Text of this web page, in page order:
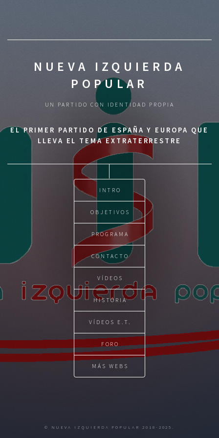
NUEVA IZQUIERDA
POPULAR
UN PARTIDO CON IDENTIDAD PROPIA
EL PRIMER PARTIDO DE ESPAÑA Y EUROPA QUE
LLEVA EL TEMA EXTRATERRESTRE
INTRO
OBJETIVOS
PROGRAMA
CONTACTO
VÍDEOS
HISTÓRIA
VÍDEOS E.T.
FORO
MÁS WEBS
© NUEVA IZQUIERDA POPULAR 2018-2025.